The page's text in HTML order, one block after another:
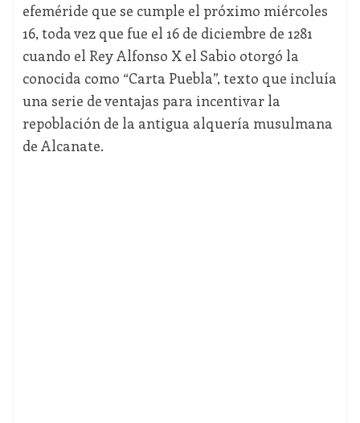
efeméride que se cumple el próximo miércoles
16, toda vez que fue el 16 de diciembre de 1281
cuando el Rey Alfonso X el Sabio otorgó la
conocida como “Carta Puebla”, texto que incluía
una serie de ventajas para incentivar la
repoblación de la antigua alquería musulmana
de Alcanate.